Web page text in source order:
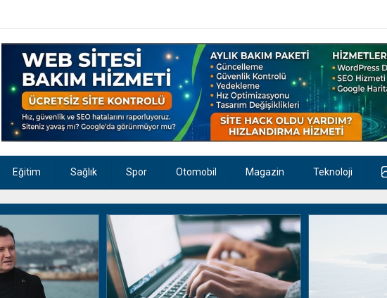
Eğitim Sağlık Spor Otomobil Magazin Teknoloji